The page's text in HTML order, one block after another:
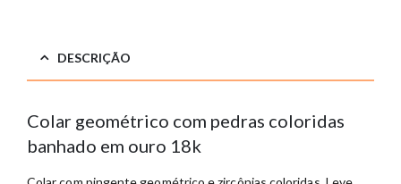
DESCRIÇÃO
Colar geométrico com pedras coloridas
banhado em ouro 18k